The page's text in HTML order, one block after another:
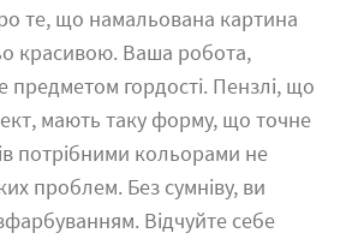
те, що намальована картина
красивою. Ваша робота,
предметом гордості. Пензлі, що
мають таку форму, що точне
потрібними кольорами не
проблем. Без сумніву, ви
Відчуйте себе